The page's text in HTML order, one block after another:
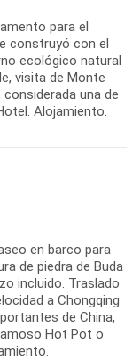
para el
construyó con el
ecológico natural
visita de Monte
una de
en barco para
de piedra de Buda
incluido. Traslado
a Chongqing
de China,
Hot Pot o